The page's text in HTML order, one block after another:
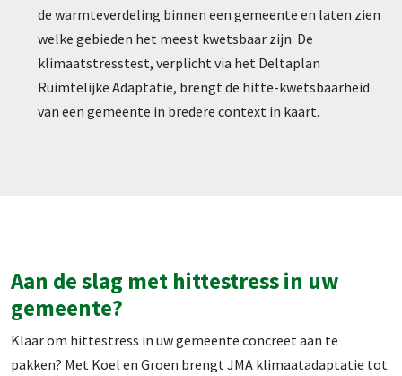
de warmteverdeling binnen een gemeente en laten zien
welke gebieden het meest kwetsbaar zijn. De
klimaatstresstest, verplicht via het Deltaplan
Ruimtelijke Adaptatie, brengt de hitte-kwetsbaarheid
van een gemeente in bredere context in kaart.
Aan de slag met hittestress in uw
gemeente?
Klaar om hittestress in uw gemeente concreet aan te
pakken? Met Koel en Groen brengt JMA klimaatadaptatie tot